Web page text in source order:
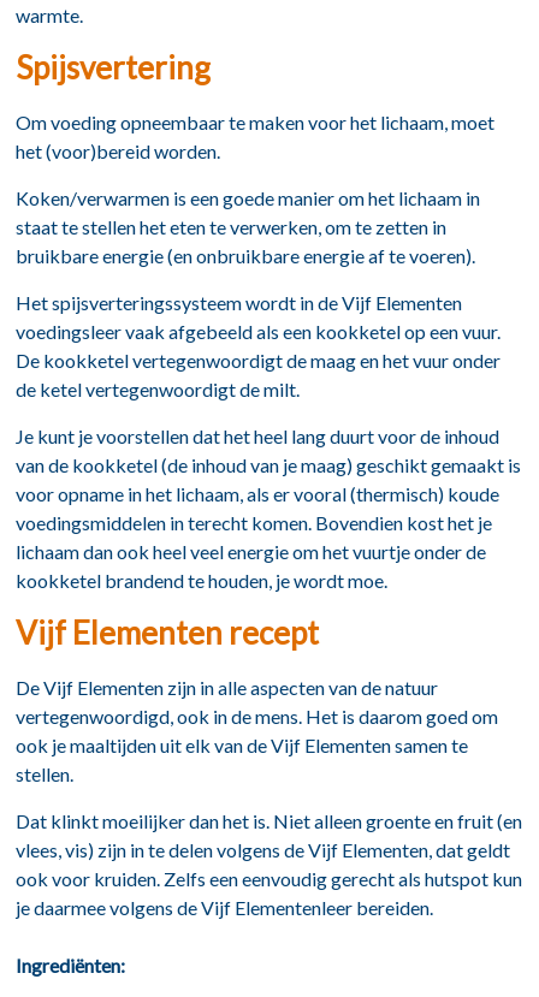
warmte.
Spijsvertering
Om voeding opneembaar te maken voor het lichaam, moet
het (voor)bereid worden.
Koken/verwarmen is een goede manier om het lichaam in
staat te stellen het eten te verwerken, om te zetten in
bruikbare energie (en onbruikbare energie af te voeren).
Het spijsverteringssysteem wordt in de Vijf Elementen
voedingsleer vaak afgebeeld als een kookketel op een vuur.
De kookketel vertegenwoordigt de maag en het vuur onder
de ketel vertegenwoordigt de milt.
Je kunt je voorstellen dat het heel lang duurt voor de inhoud
van de kookketel (de inhoud van je maag) geschikt gemaakt is
voor opname in het lichaam, als er vooral (thermisch) koude
voedingsmiddelen in terecht komen. Bovendien kost het je
lichaam dan ook heel veel energie om het vuurtje onder de
kookketel brandend te houden, je wordt moe.
Vijf Elementen recept
De Vijf Elementen zijn in alle aspecten van de natuur
vertegenwoordigd, ook in de mens. Het is daarom goed om
ook je maaltijden uit elk van de Vijf Elementen samen te
stellen.
Dat klinkt moeilijker dan het is. Niet alleen groente en fruit (en
vlees, vis) zijn in te delen volgens de Vijf Elementen, dat geldt
ook voor kruiden. Zelfs een eenvoudig gerecht als hutspot kun
je daarmee volgens de Vijf Elementenleer bereiden.
Ingrediënten: